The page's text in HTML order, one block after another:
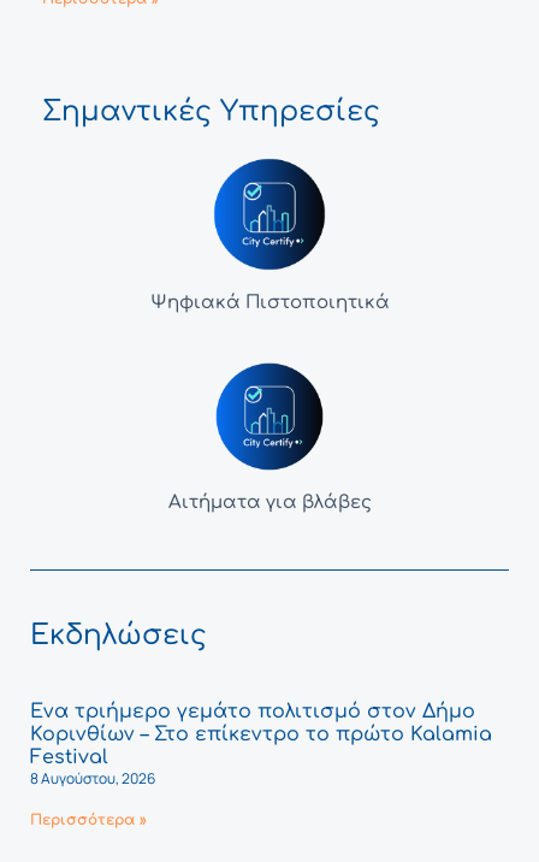
Σημαντικές Υπηρεσίες
Ψηφιακά Πιστοποιητικά
Αιτήματα για βλάβες
Εκδηλώσεις
Ένα τριήμερο γεμάτο πολιτισμό στον Δήμο
Κορινθίων – Στο επίκεντρο το πρώτο Kalamia
Festival
8 Αυγούστου, 2026
Περισσότερα »